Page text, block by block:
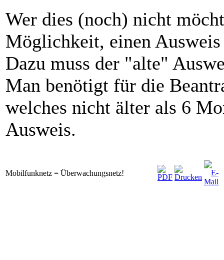
Wer dies (noch) nicht
Möglichkeit, einen
Dazu muss der "alte"
Man benötigt für die
welches nicht älter als 6
Ausweis.
Mobilfunknetz = Überwachungsnetz!